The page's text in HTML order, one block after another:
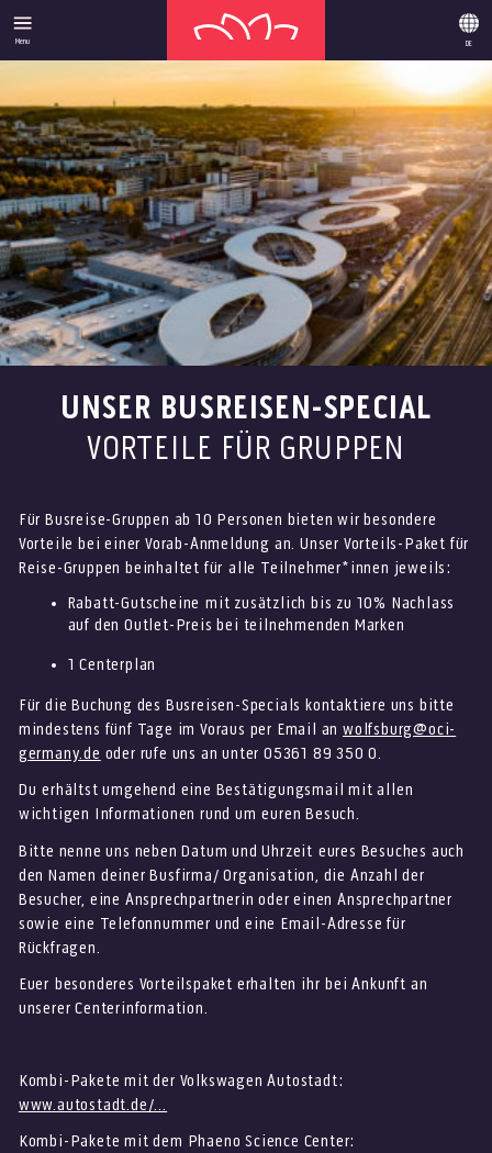
Menu DE
UNSER BUSREISEN-SPECIAL
VORTEILE FÜR GRUPPEN
Für Busreise-Gruppen ab 10 Personen bieten wir besondere
Vorteile bei einer Vorab-Anmeldung an. Unser Vorteils-Paket für
Reise-Gruppen beinhaltet für alle Teilnehmer*innen jeweils:
Rabatt-Gutscheine mit zusätzlich bis zu 10% Nachlass
auf den Outlet-Preis bei teilnehmenden Marken
1 Centerplan
Für die Buchung des Busreisen-Specials kontaktiere uns bitte
mindestens fünf Tage im Voraus per Email an wolfsburg@oci-
germany.de oder rufe uns an unter 05361 89 350 0.
Du erhältst umgehend eine Bestätigungsmail mit allen
wichtigen Informationen rund um euren Besuch.
Bitte nenne uns neben Datum und Uhrzeit eures Besuches auch
den Namen deiner Busfirma/ Organisation, die Anzahl der
Besucher, eine Ansprechpartnerin oder einen Ansprechpartner
sowie eine Telefonnummer und eine Email-Adresse für
Rückfragen.
Euer besonderes Vorteilspaket erhalten ihr bei Ankunft an
unserer Centerinformation.
Kombi-Pakete mit der Volkswagen Autostadt:
www.autostadt.de/…
Kombi-Pakete mit dem Phaeno Science Center: